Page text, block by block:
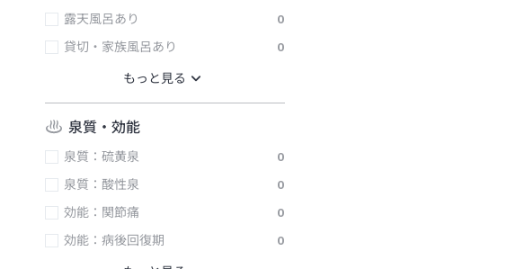
露天風呂あり
0
貸切・家族風呂あり
0
泉質・効能
泉質：硫黄泉
0
泉質：酸性泉
0
効能：関節痛
0
効能：病後回復期
0